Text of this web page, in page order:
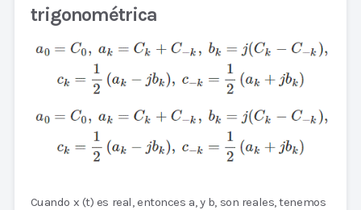
trigonométrica
Cuando x (t) es real, entonces a, y b, son reales, tenemos